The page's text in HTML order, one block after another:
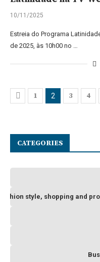
10/11/2025
Estreia do Programa
de 2025, às 10h00 no …
1 2 3 4
CATEGORIES
style, shopping and